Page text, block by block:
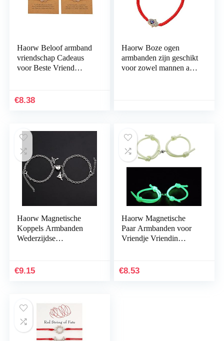
Haorw Beloof armband
vriendschap Cadeaus
voor Beste Vriend
Koppels Zus Moeder
€8.38
Haorw Boze ogen
armbanden zijn geschikt
voor zowel mannen als
Haorw Magnetische
Koppels Armbanden
Wederzijdse
Touw Armband Set
€9.15
Haorw Magnetische
Paar Armbanden voor
Vriendje Vriendin
Zus Wederzijdse…
€8.53